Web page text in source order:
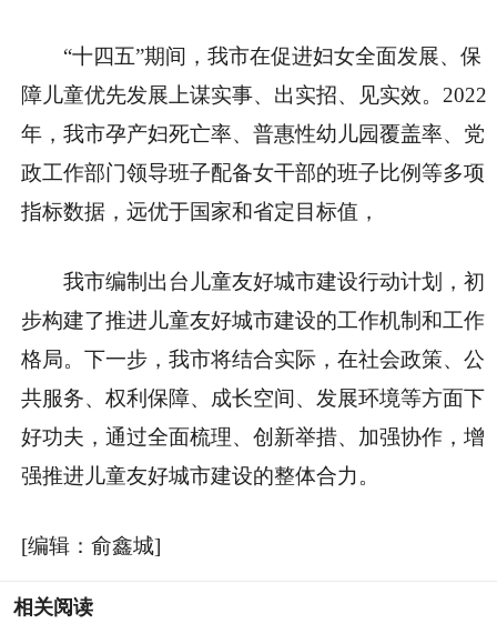
“十四五”期间，我市在促进妇女全面发展、保
障儿童优先发展上谋实事、出实招、见实效。2022
年，我市孕产妇死亡率、普惠性幼儿园覆盖率、党
政工作部门领导班子配备女干部的班子比例等多项
指标数据，远优于国家和省定目标值，
我市编制出台儿童友好城市建设行动计划，初
步构建了推进儿童友好城市建设的工作机制和工作
格局。下一步，我市将结合实际，在社会政策、公
共服务、权利保障、成长空间、发展环境等方面下
好功夫，通过全面梳理、创新举措、加强协作，增
强推进儿童友好城市建设的整体合力。
[编辑：俞鑫城]
相关阅读